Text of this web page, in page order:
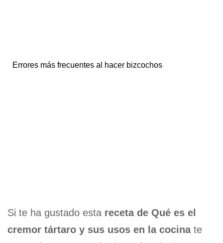
Errores más frecuentes al hacer bizcochos
Si te ha gustado esta receta de Qué es el
cremor tártaro y sus usos en la cocinate